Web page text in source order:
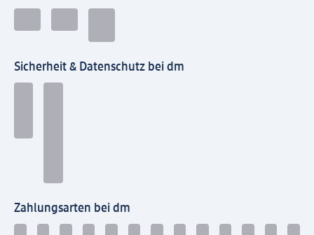
Sicherheit & Datenschutz bei dm
Zahlungsarten bei dm